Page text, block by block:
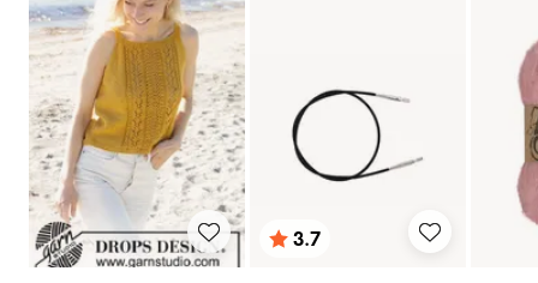
Vurdering:
3.7
ud af 5 stjerner